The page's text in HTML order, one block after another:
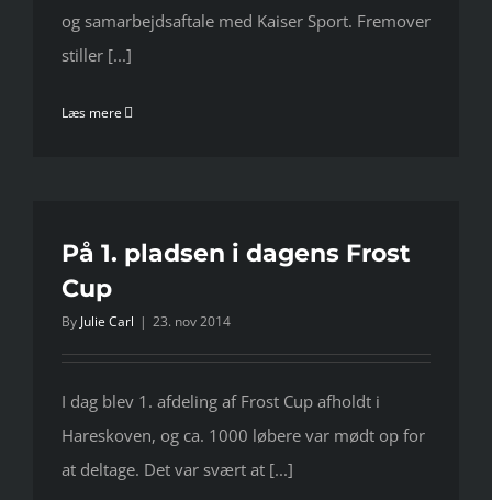
og samarbejdsaftale med Kaiser Sport. Fremover
stiller [...]
Læs mere
På 1. pladsen i dagens Frost
Cup
By Julie Carl | 23. nov 2014
I dag blev 1. afdeling af Frost Cup afholdt i
Hareskoven, og ca. 1000 løbere var mødt op for
at deltage. Det var svært at [...]